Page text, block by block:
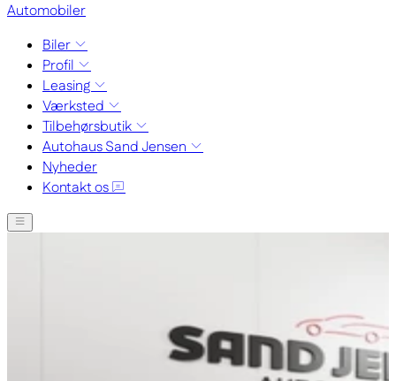
Automobiler
Biler
Profil
Leasing
Værksted
Tilbehørsbutik
Autohaus Sand Jensen
Nyheder
Kontakt os